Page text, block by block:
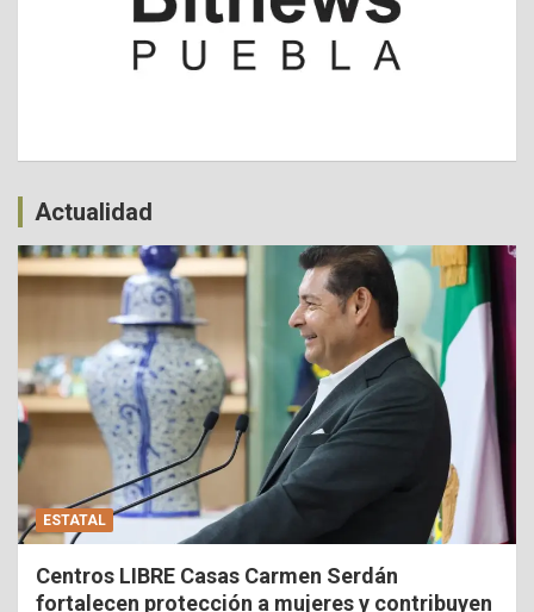
Actualidad
ESTATAL
Centros LIBRE Casas Carmen Serdán
fortalecen protección a mujeres y contribuyen